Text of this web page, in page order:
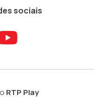
sociais
ao ao
Aceder
RTP Play